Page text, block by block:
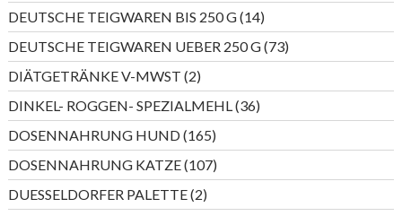
Produkte
DEUTSCHE TEIGWAREN BIS 250 G 1414
Produkte
DEUTSCHE TEIGWAREN UEBER 250 G 7373
Produkte
DIÄTGETRÄNKE V-MWST 22
Produkte
DINKEL- ROGGEN- SPEZIALMEHL 3636
Produkte
DOSENNAHRUNG HUND 165165
Produkte
DOSENNAHRUNG KATZE 107107
Produkte
DUESSELDORFER PALETTE 22